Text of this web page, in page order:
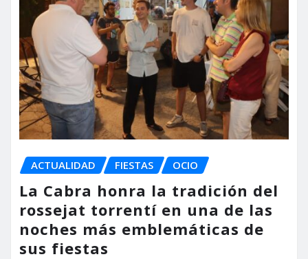
ACTUALIDAD FIESTAS OCIO
La Cabra honra la tradición del
rossejat torrentí en una de las
noches más emblemáticas de
sus fiestas